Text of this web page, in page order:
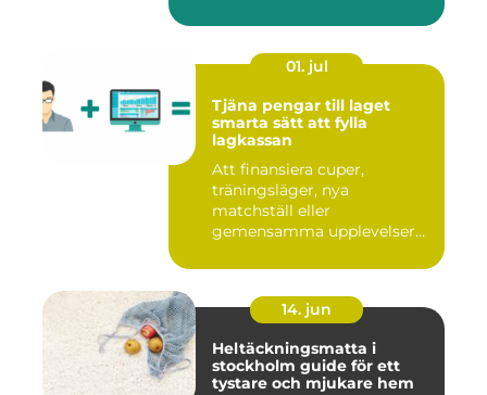
01. jul
Tjäna pengar till laget
smarta sätt att fylla
lagkassan
Att finansiera cuper,
träningsläger, nya
matchställ eller
gemensamma upplevelser
14. jun
Heltäckningsmatta i
stockholm guide för ett
tystare och mjukare hem